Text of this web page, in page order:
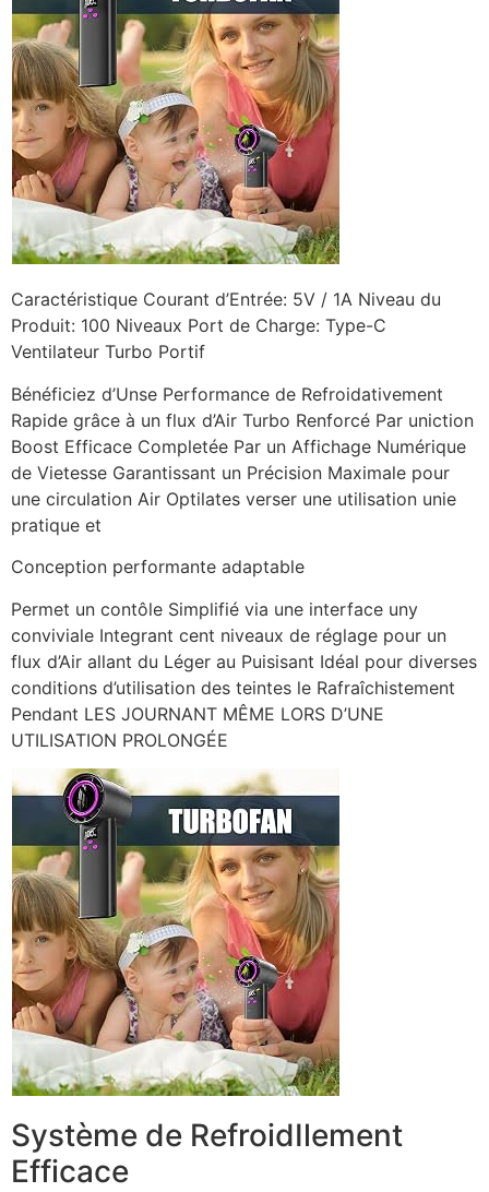
Caractéristique Courant d’Entrée: 5V / 1A Niveau du
Produit: 100 Niveaux Port de Charge: Type-C
Ventilateur Turbo Portif
Bénéficiez d’Unse Performance de Refroidativement
Rapide grâce à un flux d’Air Turbo Renforcé Par uniction
Boost Efficace Completée Par un Affichage Numérique
de Vietesse Garantissant un Précision Maximale pour
une circulation Air Optilates verser une utilisation unie
pratique et
Conception performante adaptable
Permet un contôle Simplifié via une interface uny
conviviale Integrant cent niveaux de réglage pour un
flux d’Air allant du Léger au Puisisant Idéal pour diverses
conditions d’utilisation des teintes le Rafraîchistement
Pendant LES JOURNANT MÊME LORS D’UNE
UTILISATION PROLONGÉE
Système de RefroidIlement
Efficace